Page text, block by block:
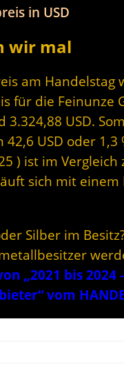
in USD
wir mal
am Handelstag
für die Feinunze
3.324,88 USD.
42,6 USD oder
) ist im Vergleich
sich mit einem
Silber im
„2021 bis 2024
vom